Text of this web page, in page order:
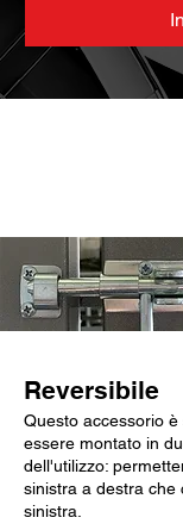
Reversibile
Questo accessorio
essere montato in
dell'utilizzo:
sinistra a destra che
sinistra.